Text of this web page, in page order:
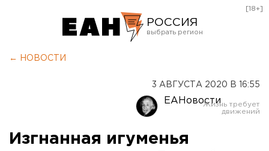
РОССИЯ
Оренбург
[18+]
← НОВОСТИ
3 АВГУСТА 2020 В 16:55
ЕАНовости
Изгнанная игуменья